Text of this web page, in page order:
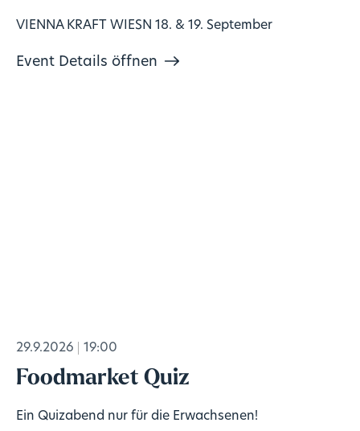
VIENNA KRAFT WIESN 18. & 19. September
Event Details öffnen
29.9.2026 19:00
Foodmarket Quiz
Ein Quizabend nur für die Erwachsenen!